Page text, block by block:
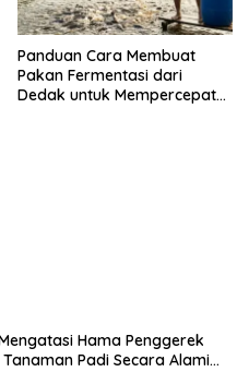
Panduan Cara Membuat
Pakan Fermentasi dari
Dedak untuk Mempercepat
Hama Penggerek
Padi Secara Alami